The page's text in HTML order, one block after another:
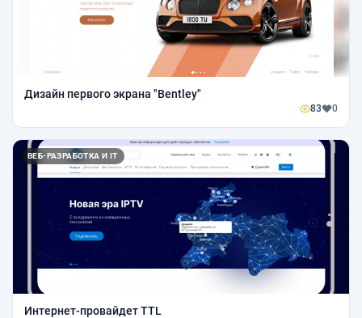
Дизайн первого экрана "Bentley"
83 0
ВЕБ-РАЗРАБОТКА И IT
Интернет-провайдет TTL